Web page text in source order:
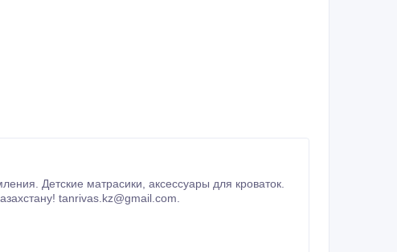
www.tanrivas.kz 8 727 383-51-11 8 701 225-27-24 Доставка и отправки по Казахстану! tanrivas.kz@gmail.com.